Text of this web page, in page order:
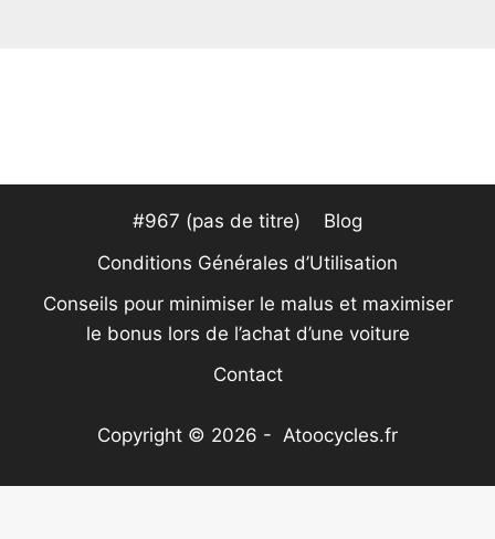
#967 (pas de titre)
Blog
Conditions Générales d’Utilisation
Conseils pour minimiser le malus et maximiser
le bonus lors de l’achat d’une voiture
Contact
Copyright © 2026 - Atoocycles.fr